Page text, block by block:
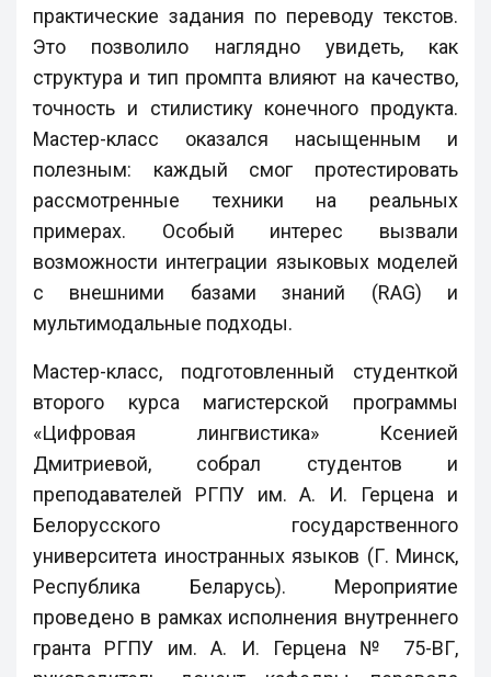
практические задания по переводу текстов.
Это позволило наглядно увидеть, как
структура и тип промпта влияют на качество,
точность и стилистику конечного продукта.
Мастер-класс оказался насыщенным и
полезным: каждый смог протестировать
рассмотренные техники на реальных
примерах. Особый интерес вызвали
возможности интеграции языковых моделей
с внешними базами знаний (RAG) и
мультимодальные подходы.
Мастер-класс, подготовленный студенткой
второго курса магистерской программы
«Цифровая лингвистика» Ксенией
Дмитриевой, собрал студентов и
преподавателей РГПУ им. А. И. Герцена и
Белорусского государственного
университета иностранных языков (Г. Минск,
Республика Беларусь). Мероприятие
проведено в рамках исполнения внутреннего
гранта РГПУ им. А. И. Герцена № 75-ВГ,